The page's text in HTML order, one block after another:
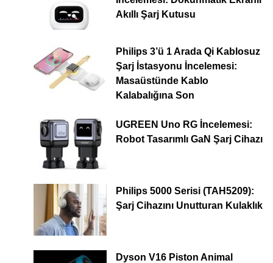
Akıllı Şarj Kutusu
Philips 3’ü 1 Arada Qi Kablosuz
Şarj İstasyonu İncelemesi:
Masaüstünde Kablo
Kalabalığına Son
UGREEN Uno RG İncelemesi:
Robot Tasarımlı GaN Şarj Cihazı
Philips 5000 Serisi (TAH5209):
Şarj Cihazını Unutturan Kulaklık
Dyson V16 Piston Animal